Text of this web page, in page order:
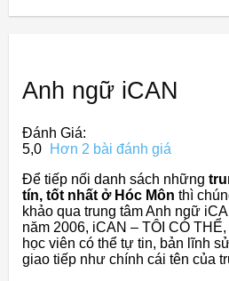
Anh ngữ iCAN
Đánh Giá:
5,0
Hơn 2 bài đánh giá
Để tiếp nối danh sách những
tín, tốt nhất ở Hóc Môn thì
khảo qua trung tâm Anh ngữ
năm 2006, iCAN – TÔI CÓ
học viên có thể tự tin, bản lĩnh
giao tiếp như chính cái tên của